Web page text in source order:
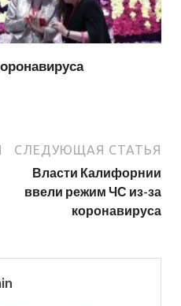
СЛЕДУЮЩАЯ СТАТЬЯ
Власти Калифорнии
ввели режим ЧС из-за
коронавируса